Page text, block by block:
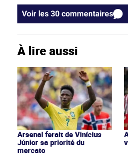
Voir les 30 commentaires
À lire aussi
Arsenal ferait de Vinícius
Júnior sa priorité du
mercato